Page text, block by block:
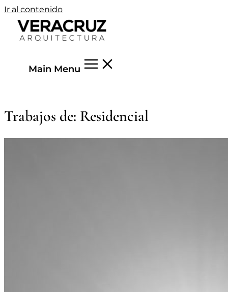
Ir al contenido
Main Menu
Trabajos de: Residencial